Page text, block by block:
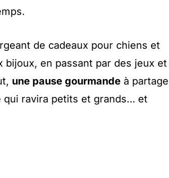
de cadeaux pour chiens et
bijoux, en passant par des jeux et
une pause gourmande à
qui ravira petits et grands… et